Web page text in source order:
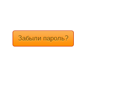
Забыли пароль?